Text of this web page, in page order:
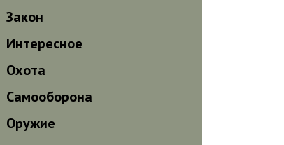
Закон
Интересное
Охота
Самооборона
Оружие